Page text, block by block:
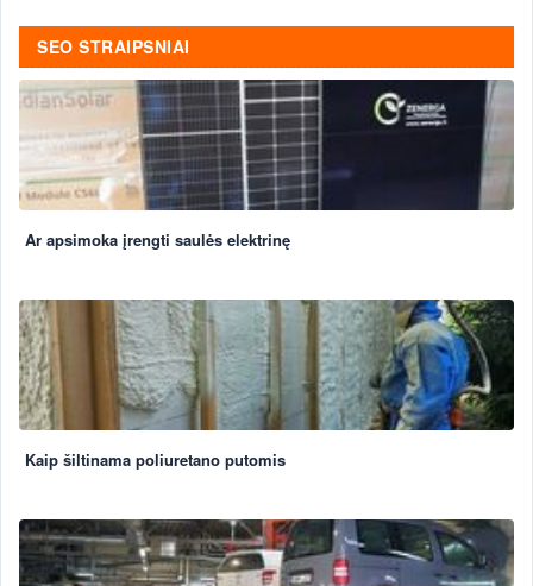
SEO STRAIPSNIAI
Ar apsimoka įrengti saulės elektrinę
Kaip šiltinama poliuretano putomis